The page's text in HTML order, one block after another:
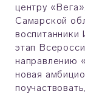
центру
Самарской
этап
направлению
новая